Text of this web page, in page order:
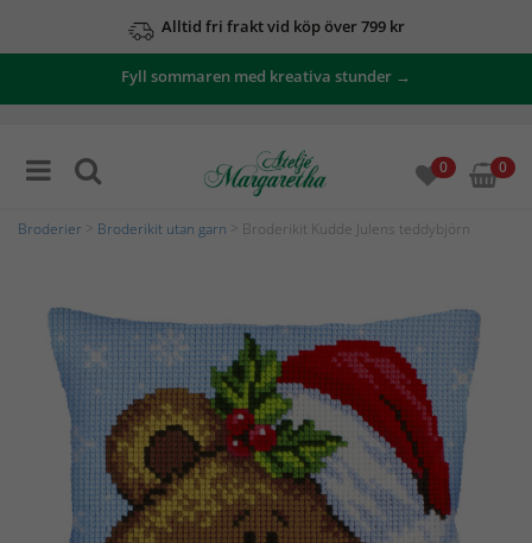
Alltid fri frakt vid köp över 799 kr
Fyll sommaren med kreativa stunder →
0 0
Broderier Broderikit utan garn > Broderikit Kudde Julens teddybjörn